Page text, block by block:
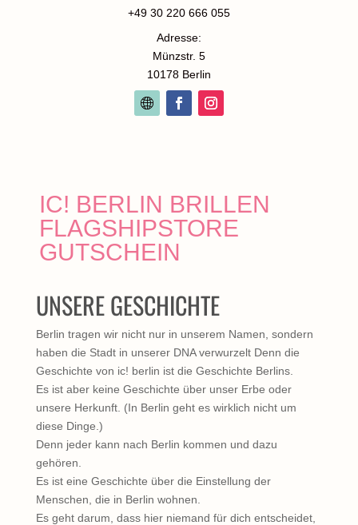
+49 30 220 666 055
Adresse:
Münzstr. 5
10178 Berlin
IC! BERLIN BRILLEN
FLAGSHIPSTORE
GUTSCHEIN
UNSERE GESCHICHTE
Berlin tragen wir nicht nur in unserem Namen, sondern
haben die Stadt in unserer DNA verwurzelt Denn die
Geschichte von ic! berlin ist die Geschichte Berlins.
Es ist aber keine Geschichte über unser Erbe oder
unsere Herkunft. (In Berlin geht es wirklich nicht um
diese Dinge.)
Denn jeder kann nach Berlin kommen und dazu
gehören.
Es ist eine Geschichte über die Einstellung der
Menschen, die in Berlin wohnen.
Es geht darum, dass hier niemand für dich entscheidet,